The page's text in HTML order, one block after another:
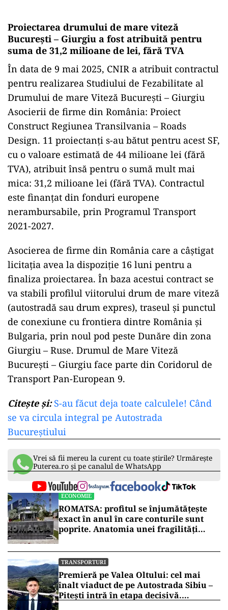
Proiectarea drumului de mare viteză
București – Giurgiu a fost atribuită pentru
suma de 31,2 milioane de lei, fără TVA
În data de 9 mai 2025, CNIR a atribuit contractul
pentru realizarea Studiului de Fezabilitate al
Drumului de mare Viteză București – Giurgiu
Asocierii de firme din România: Proiect
Construct Regiunea Transilvania – Roads
Design. 11 proiectanți s-au bătut pentru acest SF,
cu o valoare estimată de 44 milioane lei (fără
TVA), atribuit însă pentru o sumă mult mai
mica: 31,2 milioane lei (fără TVA). Contractul
este finanțat din fonduri europene
nerambursabile, prin Programul Transport
2021-2027.
Asocierea de firme din România care a câștigat
licitația avea la dispoziție 16 luni pentru a
finaliza proiectarea. În baza acestui contract se
va stabili profilul viitorului drum de mare viteză
(autostradă sau drum expres), traseul și punctul
de conexiune cu frontiera dintre România și
Bulgaria, prin noul pod peste Dunăre din zona
Giurgiu – Ruse. Drumul de Mare Viteză
București – Giurgiu face parte din Coridorul de
Transport Pan-European 9.
Citește și:S-au făcut deja toate calculele! Când
se va circula integral pe Autostrada
Bucureștiului
Vrei să fii mereu la curent cu toate știrile? Urmărește
Puterea.ro și pe canalul de WhatsApp
ECONOMIE
ROMATSA: profitul se înjumătățește
exact în anul în care conturile sunt
poprite. Anatomia unei fragilități
TRANSPORTURI
Premieră pe Valea Oltului: cel mai
înalt viaduct de pe Autostrada Sibiu –
Pitești intră în etapa decisivă.